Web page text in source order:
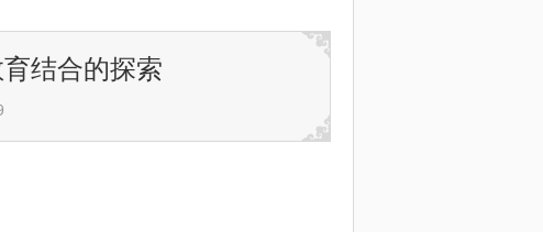
结合的探索